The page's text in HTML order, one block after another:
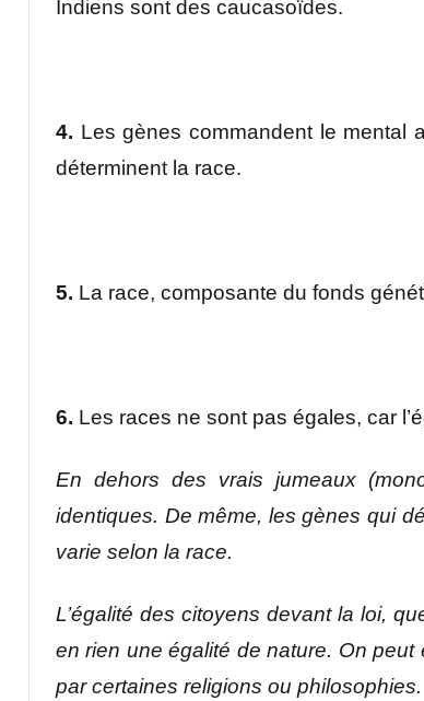
Indiens sont des caucasoïdes.
4. Les gènes commandent le mental
déterminent la race.
5. La race, composante du fonds
6. Les races ne sont pas égales, car
En dehors des vrais jumeaux
identiques. De même, les gènes qui
varie selon la race.
L’égalité des citoyens devant la loi,
en rien une égalité de nature. On peut
par certaines religions ou philosophies.